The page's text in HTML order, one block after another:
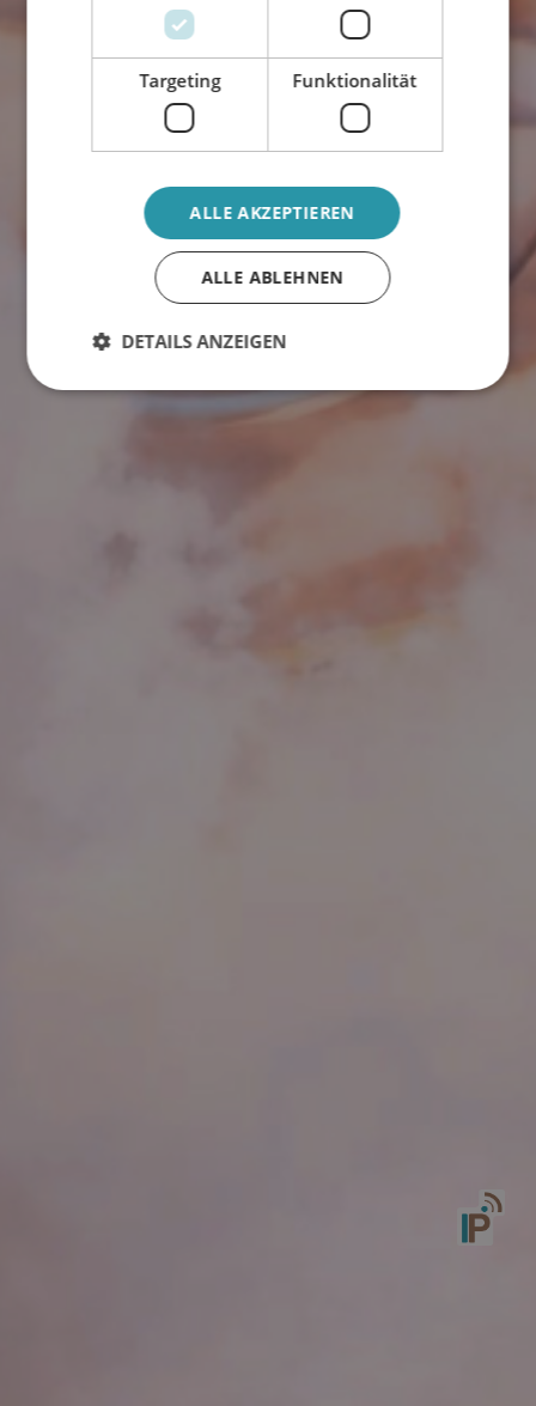
Targeting Funktionalität
ALLE AKZEPTIEREN
ALLE ABLEHNEN
DETAILS ANZEIGEN